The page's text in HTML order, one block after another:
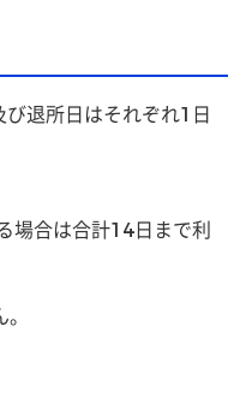
退所日はそれぞれ1日
場合は合計14日まで利